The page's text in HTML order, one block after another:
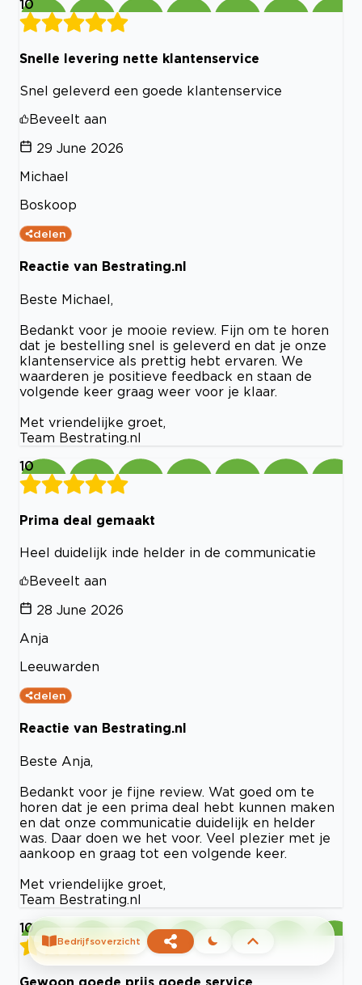
10
Snelle levering nette klantenservice
Snel geleverd een goede klantenservice
Beveelt aan
29 June 2026
Michael
Boskoop
delen
Reactie van Bestrating.nl
Beste Michael,
Bedankt voor je mooie review. Fijn om te horen
dat je bestelling snel is geleverd en dat je onze
klantenservice als prettig hebt ervaren. We
waarderen je positieve feedback en staan de
volgende keer graag weer voor je klaar.
Met vriendelijke groet,
Team Bestrating.nl
10
Prima deal gemaakt
Heel duidelijk inde helder in de communicatie
Beveelt aan
28 June 2026
Anja
Leeuwarden
delen
Reactie van Bestrating.nl
Beste Anja,
Bedankt voor je fijne review. Wat goed om te
horen dat je een prima deal hebt kunnen maken
en dat onze communicatie duidelijk en helder
was. Daar doen we het voor. Veel plezier met je
aankoop en graag tot een volgende keer.
Met vriendelijke groet,
Team Bestrating.nl
10
Gewoon goede prijs goede service
Bedrijfsoverzicht